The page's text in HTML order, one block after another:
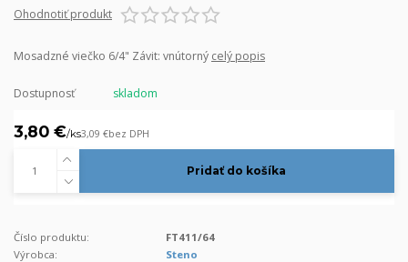
Ohodnotiť produkt
Mosadzné viečko 6/4" Závit: vnútorný celý popis
Dostupnosť skladom
3,80 €/ks3,09 €bez DPH
Pridať do košíka
Číslo produktu:
FT411/64
Výrobca:
Steno